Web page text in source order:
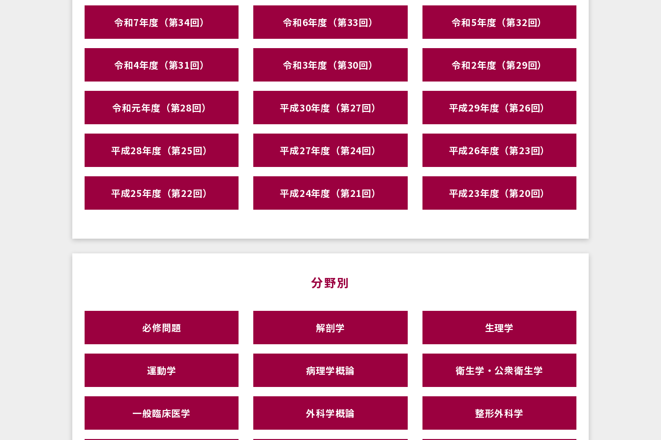
令和7年度（第34回） 令和6年度（第33回） 令和5年度（第32回）
令和4年度（第31回） 令和3年度（第30回） 令和2年度（第29回）
令和元年度（第28回） 平成30年度（第27回） 平成29年度（第26回）
平成28年度（第25回） 平成27年度（第24回） 平成26年度（第23回）
平成25年度（第22回） 平成24年度（第21回） 平成23年度（第20回）
分野別
必修問題 解剖学 生理学
運動学 病理学概論 衛生学・公衆衛生学
一般臨床医学 外科学概論 整形外科学